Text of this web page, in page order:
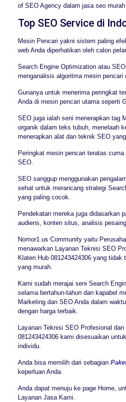
of SEO Agency dalam jasa seo
Top SEO Service di
Mesin Pencari yakni sistem paling
web Anda diperhatikan oleh calon
Search Engine Optimization atau
menganalisis algoritma mesin pencari
Gunanya untuk menerima peringkat
Anda di mesin pencari utama seperti
SEO juga ialah seni menerapkan tag
organik dalam teks tubuh, menelaah
menerapkan alat dan teknik SEO
Peringkat mesin pencari teratas
SEO.
SEO sanggup menggunakan
sehat untuk merancang strategi
yang paling cocok.
Pendekatan mereka juga didasarkan
audiens, konten situs, analisis
Nomor1.us Community yaitu
menawarkan Layanan Teknisi SEO
Klaten Hub 081243424306 yang tidak
yang murah.
Kami sudah merajai seni Search
selama bertahun-tahun dan kapabel
Marketing dan SEO Anda dalam
dengan harga terbaik.
Layanan Teknisi SEO Profesional
081243424306 kami disesuaikan
individu.
Anda bisa memilih dari sebagian
keperluan Anda.
Anda dapat menuju ke page Home,
Layanan Jasa Kami.